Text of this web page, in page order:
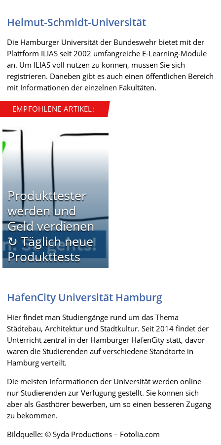
Helmut-Schmidt-Universität
Die Hamburger Universität der Bundeswehr bietet mit der
Plattform ILIAS seit 2002 umfangreiche E-Learning-Module
an. Um ILIAS voll nutzen zu können, müssen Sie sich
registrieren. Daneben gibt es auch einen öffentlichen Bereich
mit Informationen der einzelnen Fakultäten.
EMPFOHLENE ARTIKEL:
Produkttester
werden und
Geld verdienen
↻ Täglich neue
Produkttests
HafenCity Universität Hamburg
Hier findet man Studiengänge rund um das Thema
Städtebau, Architektur und Stadtkultur. Seit 2014 findet der
Unterricht zentral in der Hamburger HafenCity statt, davor
waren die Studierenden auf verschiedene Standtorte in
Hamburg verteilt.
Die meisten Informationen der Universität werden online
nur Studierenden zur Verfügung gestellt. Sie können sich
aber als Gasthörer bewerben, um so einen besseren Zugang
zu bekommen.
Bildquelle: © Syda Productions – Fotolia.com